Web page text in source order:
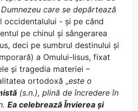
care se depărtează
occidentalului - și pe când
pe chinul și sângerarea
deci pe sumbrul destinului și
a Omului-Iisus, fixat
și tragedia materiei –
ortodoxă „este o
(s.n.), plină de încredere în
Ea celebrează Învierea și